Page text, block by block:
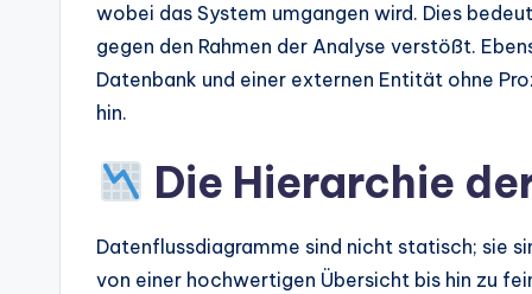
wobei das System umgangen wird. Dies
gegen den Rahmen der Analyse verstößt.
Datenbank und einer externen Entität ohne
hin.
Die Hierarchie
Datenflussdiagramme sind nicht statisch; sie
von einer hochwertigen Übersicht bis hin zu